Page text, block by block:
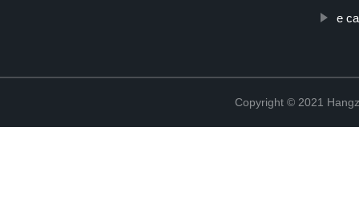
e
Copyright © 2021